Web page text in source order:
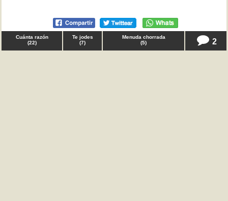
Cuánta razón
(22)
Te jodes
(7)
Menuda chorrada
(5) 2